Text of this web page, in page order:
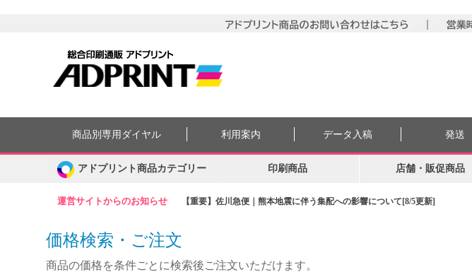
運営サイトからのお知らせ 【重要】佐川急便｜熊本地震に伴う集配への影響について[8/5更新]
商品別専用ダイヤル 利用案内 データ入稿 発送
アドプリント商品カテゴリー 印刷商品 店舗・販促商品
価格検索・ご注文
商品の価格を条件ごとに検索後ご注文いただけます。